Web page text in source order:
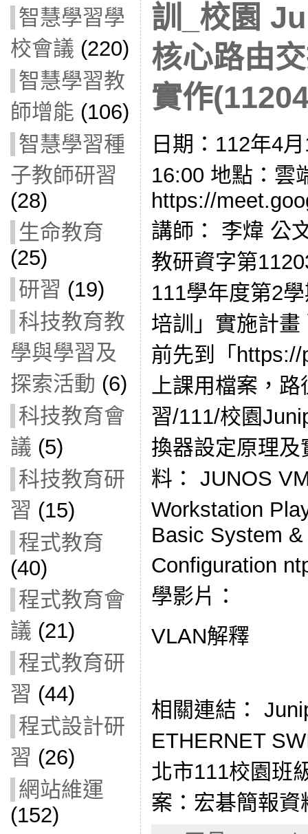
智慧學習學
校會議 (220)
智慧學習教
師增能 (106)
智慧學習種
子教師研習
(28)
生命教育
(25)
研習 (19)
科技教育教
學與學習及
探索活動 (6)
科技教育會
議 (5)
科技教育研
習 (15)
程式教育
(40)
程式教育會
議 (21)
程式教育研
習 (44)
程式設計研
習 (26)
網站維運
(152)
訓_校園
核心路由
實作
日期：112年4
16:00 地點：雲
https://
講師： 李煒 公
教研資字第
111學年度第2
培訓」實施計
前先到「
上課用檔案，
習/111/校園
換器設定原理
料： JUNOS
Workstation
Basic System
Configuration
學影片：
VLAN解釋
相關連結：
ETHERNET
北市111校園班
案：宏碁簡報